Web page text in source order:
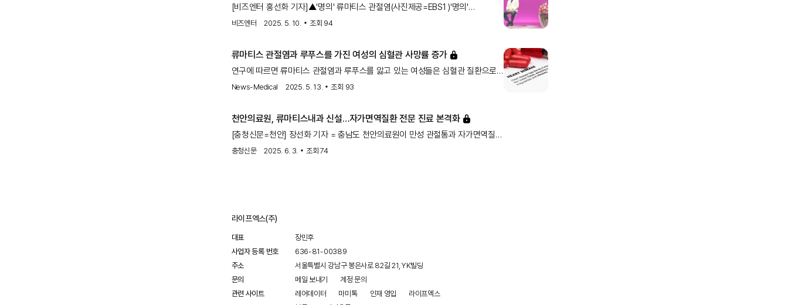
[비즈엔터 홍선화 기자]▲'명의' 류마티스 관절염(사진제공=EBS1 )'명의'
류마티스내과 명의 김완욱 교수, 주지현 교수와 함께 류마티스 관절염에 대
비즈엔터 2025. 5. 10. 조회 94
류마티스 관절염과 루푸스를 가진 여성의 심혈관 사망률 증가
연구에 따르면 류마티스 관절염과 루푸스를 앓고 있는 여성들은 심혈관 질환으로
인한 사망률이 더 높습니다. 이는 이러한 질환이 여성의 심혈관 건강에 미치는
News-Medical 2025. 5. 13. 조회 93
천안의료원, 류마티스내과 신설…자가면역질환 전문 진료 본격화
[충청신문=천안] 장선화 기자 = 충남도 천안의료원이 만성 관절통과 자가면역질환
환자들을 위한 전문 진료체계를 새롭게 구축했다. 병원 측은 2025년 6월 1일부터
충청신문 2025. 6. 3. 조회74
라이프엑스(주)
대표
장민후
사업자 등록 번호
636-81-00389
주소
서울특별시 강남구 봉은사로 82길 21, YK빌딩
문의
메일 보내기
계정 문의
관련 사이트
레어데이터 마미톡 인재 영입
라이프엑스